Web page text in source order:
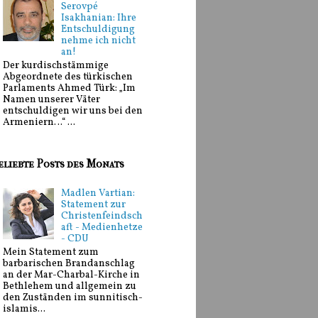
Serovpé
Isakhanian: Ihre
Entschuldigung
nehme ich nicht
an!
Der kurdischstämmige
Abgeordnete des türkischen
Parlaments Ahmed Türk: „Im
Namen unserer Väter
entschuldigen wir uns bei den
Armeniern…“ ...
Posts des Monats
Madlen Vartian:
Statement zur
Christenfeindsch
aft - Medienhetze
- CDU
Mein Statement zum
barbarischen Brandanschlag
an der Mar-Charbal-Kirche in
Bethlehem und allgemein zu
den Zuständen im sunnitisch-
islamis...